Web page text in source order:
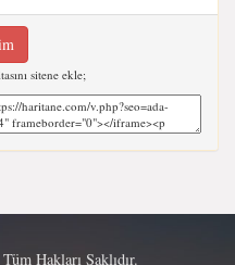
sitene ekle;
Hakları Saklıdır.